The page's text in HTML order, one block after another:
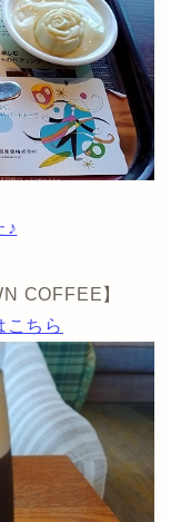
♪
COFFEE】
こちら